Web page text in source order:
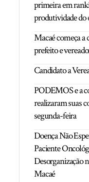
primeira em
produtividade do
Macaé começa a
prefeito e
Candidato a
PODEMOS e a
realizaram suas
segunda-feira
Doença Não
Paciente
Desorganização
Macaé